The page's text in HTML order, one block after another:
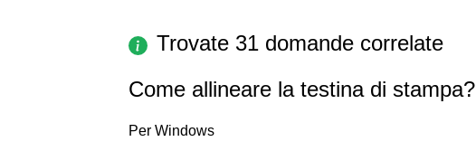
Trovate 31 domande correlate
Come allineare la testina di stampa?
Per Windows